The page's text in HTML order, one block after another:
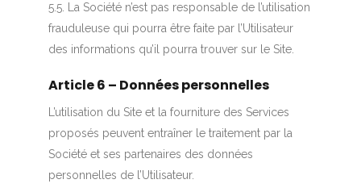
5.5. La Société n’est pas responsable de l’utilisation
frauduleuse qui pourra être faite par l’Utilisateur
des informations qu’il pourra trouver sur le Site.
Article 6 – Données personnelles
L’utilisation du Site et la fourniture des Services
proposés peuvent entraîner le traitement par la
Société et ses partenaires des données
personnelles de l’Utilisateur.